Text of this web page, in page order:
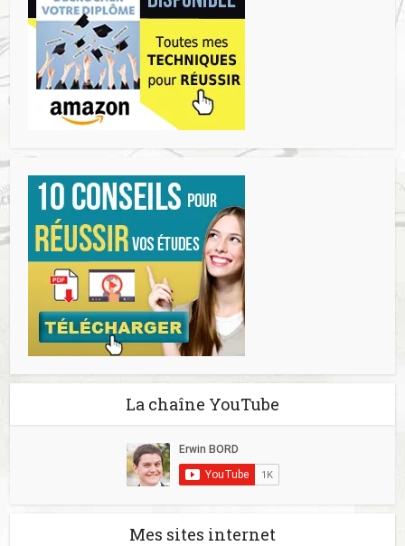
La chaîne YouTube
Mes sites internet